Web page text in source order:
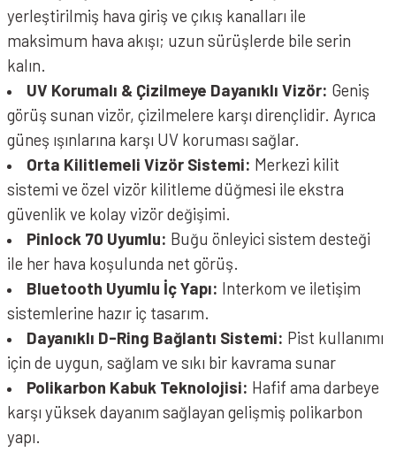
yerleştirilmiş hava giriş ve çıkış kanalları ile
maksimum hava akışı; uzun sürüşlerde bile serin
kalın.
UV Korumalı & Çizilmeye Dayanıklı Vizör: Geniş
görüş sunan vizör, çizilmelere karşı dirençlidir. Ayrıca
güneş ışınlarına karşı UV koruması sağlar.
Orta Kilitlemeli Vizör Sistemi: Merkezi kilit
sistemi ve özel vizör kilitleme düğmesi ile ekstra
güvenlik ve kolay vizör değişimi.
Pinlock 70 Uyumlu: Buğu önleyici sistem desteği
ile her hava koşulunda net görüş.
Bluetooth Uyumlu İç Yapı: Interkom ve iletişim
sistemlerine hazır iç tasarım.
Dayanıklı D-Ring Bağlantı Sistemi: Pist kullanımı
için de uygun, sağlam ve sıkı bir kavrama sunar
Polikarbon Kabuk Teknolojisi: Hafif ama darbeye
karşı yüksek dayanım sağlayan gelişmiş polikarbon
yapı.